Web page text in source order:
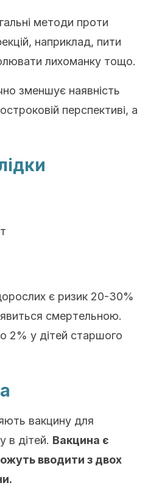
методи проти
наприклад, пити
лихоманку тощо.
зменшує наявність
перспективі, а
є ризик 20-30%
смертельною.
2% у дітей старшого
вакцину для
в дітей. Вакцина є
вводити з двох